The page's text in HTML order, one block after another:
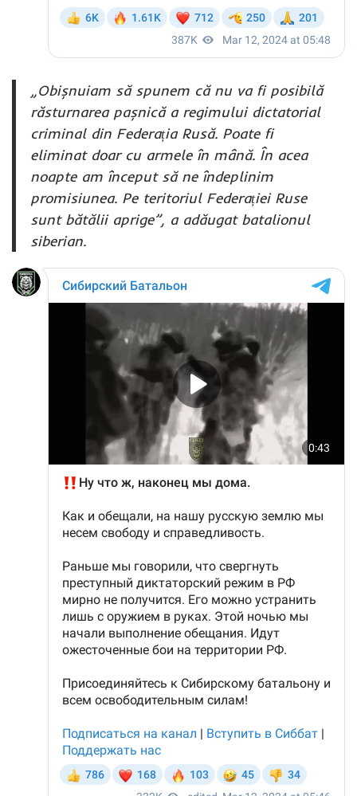
„Obișnuiam să spunem că nu va fi posibilă
răsturnarea pașnică a regimului dictatorial
criminal din Federația Rusă. Poate fi
eliminat doar cu armele în mână. În acea
noapte am început să ne îndeplinim
promisiunea. Pe teritoriul Federației Ruse
sunt bătălii aprige”, a adăugat batalionul
siberian.